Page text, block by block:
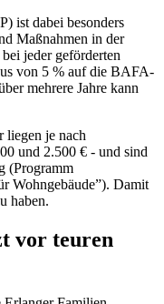
ist dabei besonders
Maßnahmen in der
jeder geförderten
von 5 % auf die BAFA-
mehrere Jahre kann
liegen je nach
und 2.500 € - und sind
(Programm
Wohngebäude”). Damit
haben.
vor teuren